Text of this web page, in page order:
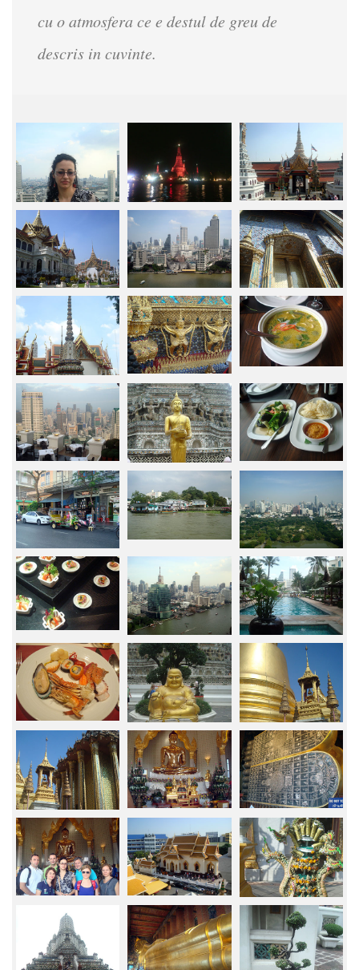
cu o atmosfera ce e destul de greu de
descris in cuvinte.